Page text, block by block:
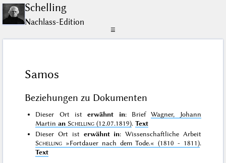
Schelling
Nachlass-Edition
☰
Samos
Beziehungen zu Dokumenten
Dieser Ort isterwähnt in: BriefWagner, Johann
Martinan Schelling (12.07.1819).Text
Dieser Ort ist erwähnt in: Wissenschaftliche Arbeit
Schelling »Fortdauer nach dem Tode.« (1810 - 1811).
Text